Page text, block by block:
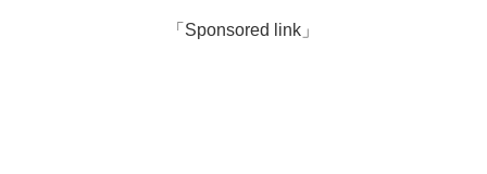
「Sponsored link」